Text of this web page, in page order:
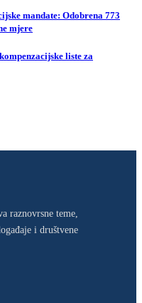
mandate: Odobrena 773
mjere
liste za
raznovrsne teme,
i društvene